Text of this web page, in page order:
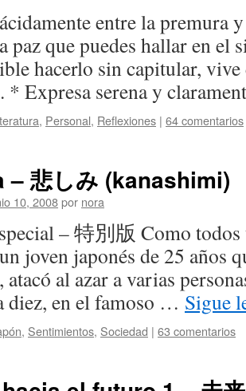
entre la premura
paz que puedes hallar en el
hacerlo sin capitular,
* Expresa serena y
, Personal, Reflexiones | 64 comentarios
– 悲しみ (kanashimi)
10, 2008por nora
– 特別版 Como todos
joven japonés de 25 años
al azar a varias
diez, en el famoso … Sigue
, Sentimientos, Sociedad | 63 comentarios